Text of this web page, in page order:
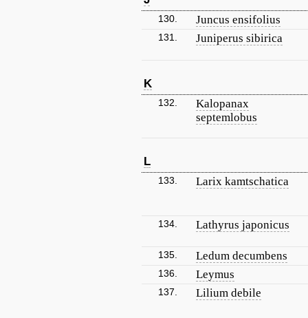
130. Juncus ensifolius
131. Juniperus sibirica
K
132.
Kalopanax
septemlobus
L
133. Larix kamtschatica
134. Lathyrus japonicus
135. Ledum decumbens
136. Leymus
137. Lilium debile